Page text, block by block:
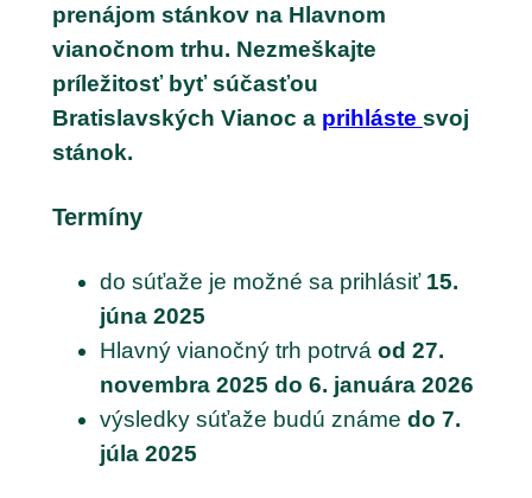
prenájom stánkov na Hlavnom
vianočnom trhu. Nezmeškajte
príležitosť byť súčasťou
Bratislavských Vianoc a prihláste svoj
stánok.
Termíny
do súťaže je možné sa prihlásiť 15.
júna 2025
Hlavný vianočný trh potrvá od 27.
novembra 2025 do 6. januára 2026
výsledky súťaže budú známe do 7.
júla 2025